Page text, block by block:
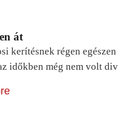
át
kerítésnek régen
időkben még nem volt